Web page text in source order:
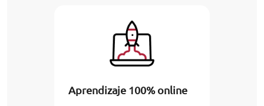
Aprendizaje 100% online